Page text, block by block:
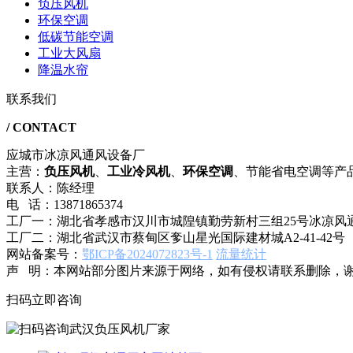
负压风机
环保空调
低碳节能空调
工业大风扇
降温水帘
联系我们
/ CONTACT
应城市冰凉风通风设备厂
主营： 负压风机、 工业冷风机、 环保空调
、节能省电空调等产
联系人：陈经理
电 话：13871865374
工厂一：湖北省孝感市汉川市城隍镇勤劳新村三组25号冰凉风
工厂二：湖北省武汉市蔡甸区奓山星光国际建材城A2-41-42号
网站备案号： 鄂ICP备2024072823号-1 流量统计
声 明：本网站部分图片来源于网络，如有侵权请联系删除，
扫码立即咨询